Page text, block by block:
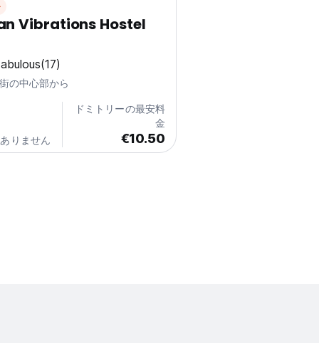
Vibrations Hostel
(17)
の中心部から
りません
ドミトリーの最安料
金
€10.50